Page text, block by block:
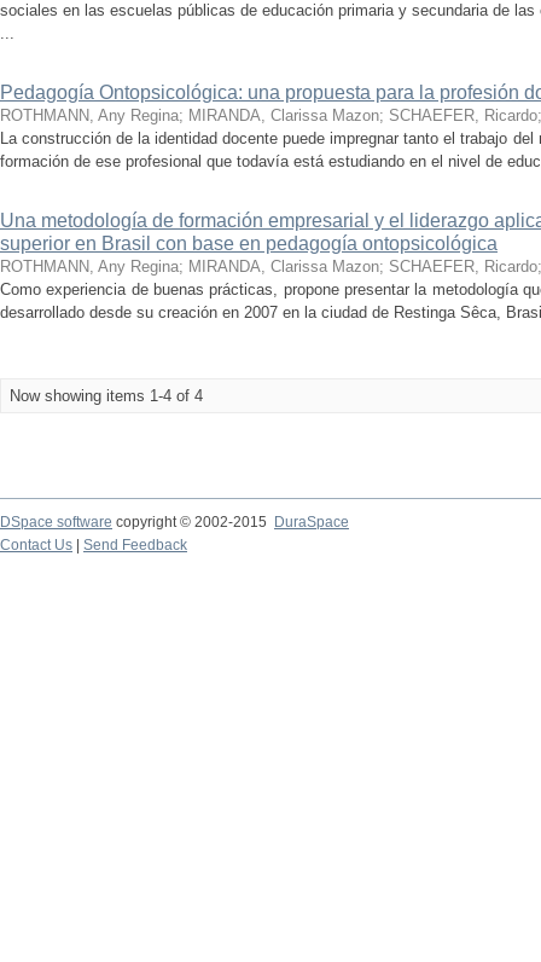
sociales en las escuelas públicas de educación primaria y secundaria de
...
Pedagogía Ontopsicológica: una propuesta para la profesión
ROTHMANN, Any Regina; MIRANDA, Clarissa Mazon; SCHAEFER, Ricardo
La construcción de la identidad docente puede impregnar tanto el trabajo
formación de ese profesional que todavía está estudiando en el nivel de
Una metodología de formación empresarial y el liderazgo
superior en Brasil con base en pedagogía ontopsicológica
ROTHMANN, Any Regina; MIRANDA, Clarissa Mazon; SCHAEFER, Ricardo
Como experiencia de buenas prácticas, propone presentar la metodología
desarrollado desde su creación en 2007 en la ciudad de Restinga Sêca,
Now showing items 1-4 of 4
DSpace software copyright © 2002-2015
DuraSpace
Contact Us
Send Feedback